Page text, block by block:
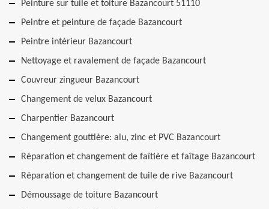
Peinture sur tuile et toiture Bazancourt 51110
Peintre et peinture de façade Bazancourt
Peintre intérieur Bazancourt
Nettoyage et ravalement de façade Bazancourt
Couvreur zingueur Bazancourt
Changement de velux Bazancourt
Charpentier Bazancourt
Changement gouttière: alu, zinc et PVC Bazancourt
Réparation et changement de faîtière et faîtage Bazancourt
Réparation et changement de tuile de rive Bazancourt
Démoussage de toiture Bazancourt